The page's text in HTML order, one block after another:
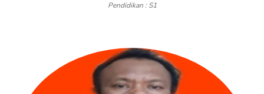
Pendidikan : S1